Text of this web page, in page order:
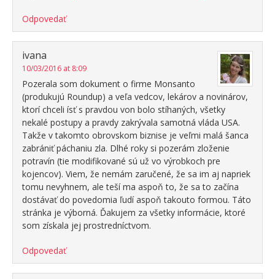
Odpovedať
ivana
10/03/2016 at 8:09
Pozerala som dokument o firme Monsanto
(produkujú Roundup) a veľa vedcov, lekárov a novinárov,
ktorí chceli ísť s pravdou von bolo stíhaných, všetky
nekalé postupy a pravdy zakrývala samotná vláda USA.
Takže v takomto obrovskom biznise je veľmi malá šanca
zabrániť páchaniu zla. Dlhé roky si pozerám zloženie
potravín (tie modifikované sú už vo výrobkoch pre
kojencov). Viem, že nemám zaručené, že sa im aj napriek
tomu nevyhnem, ale teší ma aspoň to, že sa to začína
dostávať do povedomia ľudí aspoň takouto formou. Táto
stránka je výborná. Ďakujem za všetky informácie, ktoré
som získala jej prostredníctvom.
Odpovedať